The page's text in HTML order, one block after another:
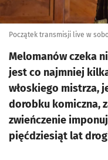
Początek transmisji live w
Melomanów czeka
jest co najmniej
włoskiego mistrza,
dorobku komiczna,
zwieńczenie
pięćdziesiąt lat